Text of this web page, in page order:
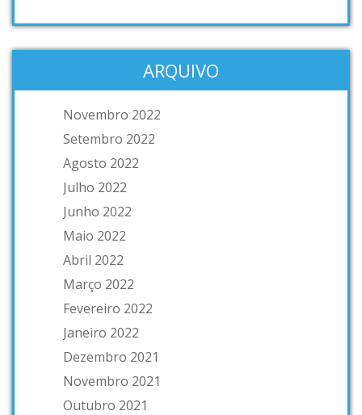
ARQUIVO
Novembro 2022
Setembro 2022
Agosto 2022
Julho 2022
Junho 2022
Maio 2022
Abril 2022
Março 2022
Fevereiro 2022
Janeiro 2022
Dezembro 2021
Novembro 2021
Outubro 2021